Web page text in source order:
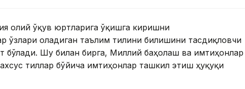
олий ўқув юртларига ўқишга киришни
ўзлари оладиган таълим тилини билишини тасдиқловчи
бўлади. Шу билан бирга, Миллий баҳолаш ва имтиҳонлар
тиллар бўйича имтиҳонлар ташкил этиш ҳуқуқи